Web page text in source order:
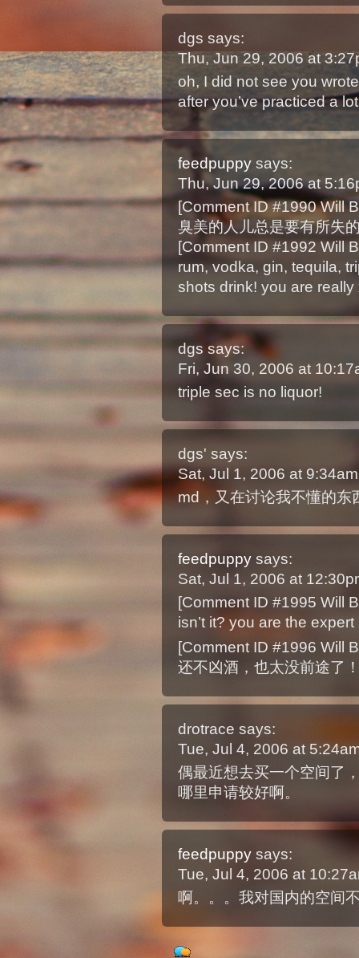
dgs says:
Thu, Jun 29, 2006 at
oh, I did not see you
after you’ve practiced a
feedpuppy says:
Thu, Jun 29, 2006 at
[Comment ID #1990 Will
臭美的人儿总是要有所失
[Comment ID #1992 Will
rum, vodka, gin, tequila,
shots drink! you are really
dgs says:
Fri, Jun 30, 2006 at
triple sec is no liquor!
dgs' says:
Sat, Jul 1, 2006 at
md，又在讨论我不懂的东
feedpuppy says:
Sat, Jul 1, 2006 at
[Comment ID #1995 Will
isn’t it? you are the expert
[Comment ID #1996 Will
还不凶酒，也太没前途了
drotrace says:
Tue, Jul 4, 2006 at
偶最近想去买一个空间了
哪里申请较好啊。
feedpuppy says:
Tue, Jul 4, 2006 at
啊。。。我对国内的空间